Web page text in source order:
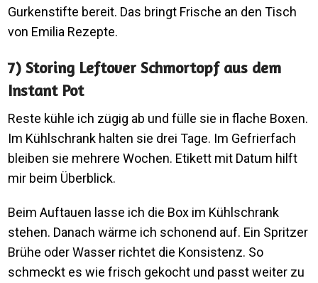
Gurkenstifte bereit. Das bringt Frische an den Tisch
von Emilia Rezepte.
7) Storing Leftover Schmortopf aus dem
Instant Pot
Reste kühle ich zügig ab und fülle sie in flache Boxen.
Im Kühlschrank halten sie drei Tage. Im Gefrierfach
bleiben sie mehrere Wochen. Etikett mit Datum hilft
mir beim Überblick.
Beim Auftauen lasse ich die Box im Kühlschrank
stehen. Danach wärme ich schonend auf. Ein Spritzer
Brühe oder Wasser richtet die Konsistenz. So
schmeckt es wie frisch gekocht und passt weiter zu